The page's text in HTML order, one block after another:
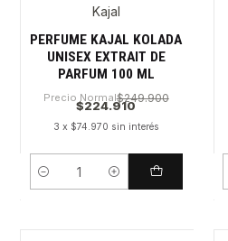
Kajal
PERFUME KAJAL KOLADA
UNISEX EXTRAIT DE
PARFUM 100 ML
Precio Normal$249.900
$224.910
3 x $74.970 sin interés
Cantidad